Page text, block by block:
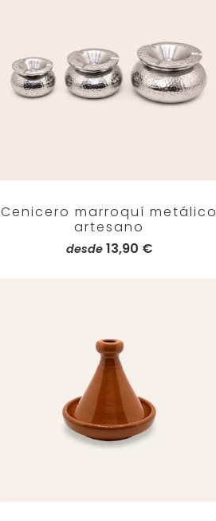
Cenicero marroquí metálico
artesano
desde 13,90 €